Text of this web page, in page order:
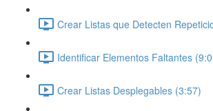
Crear Listas que Detecten
Identificar Elementos Faltantes
Crear Listas Desplegables (3:57)